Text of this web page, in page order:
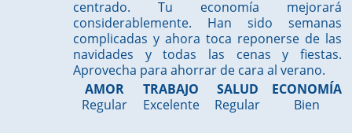
centrado. Tu economía mejorará
considerablemente. Han sido semanas
complicadas y ahora toca reponerse de las
navidades y todas las cenas y fiestas.
Aprovecha para ahorrar de cara al verano.
AMOR
Regular
TRABAJO
Excelente
SALUD
Regular
ECONOMÍA
Bien